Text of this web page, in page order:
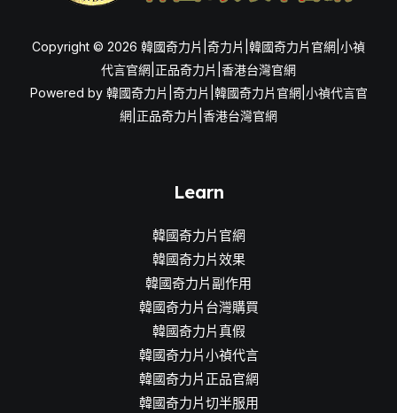
Copyright © 2026 韓國奇力片|奇力片|韓國奇力片官網|小禎
代言官網|正品奇力片|香港台灣官網
Powered by 韓國奇力片|奇力片|韓國奇力片官網|小禎代言官
網|正品奇力片|香港台灣官網
Learn
韓國奇力片官網
韓國奇力片效果
韓國奇力片副作用
韓國奇力片台灣購買
韓國奇力片真假
韓國奇力片小禎代言
韓國奇力片正品官網
韓國奇力片切半服用